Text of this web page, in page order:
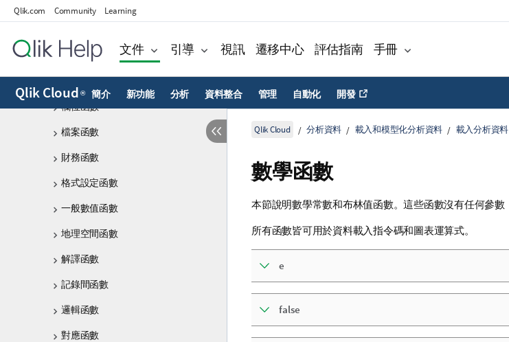
Qlik.com Community Learning
文件 引導 視訊 遷移中心 評估指南 手冊
Qlik Cloud ® 簡介 新功能 分析 資料整合 管理 自動化 開發
條件函數
日期與時間函數
指數與對數函數
欄位函數
檔案函數
財務函數
格式設定函數
一般數值函數
地理空間函數
解譯函數
記錄間函數
邏輯函數
對應函數
Qlik Cloud 分析資料 載入和模型化分析資料 載入分析資料
數學函數
本節說明數學常數和布林值函數。這些函數沒有任何參數
所有函數皆可用於資料載入指令碼和圖表運算式。
e
false